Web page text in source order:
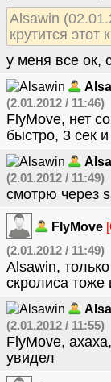
Alsawin
крутится этот
у меня все ок,
(2.01.2012 / 11:46)
FlyMove, нет
быстро, 3 сек
(2.01.2012 / 11:49)
смотрю через
FlyMove
(2.01.2012 / 11:49)
Alsawin,
скролиса тоже
(2.01.2012 / 11:55)
FlyMove,
увидел